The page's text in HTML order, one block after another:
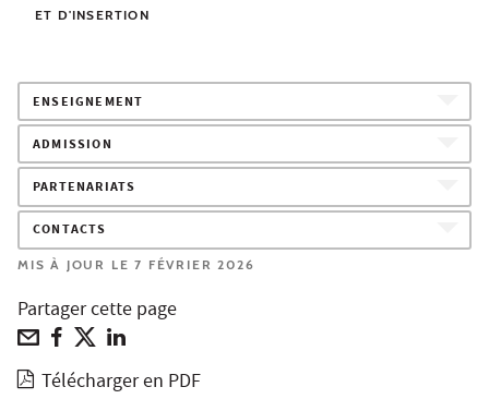
ET D'INSERTION
ENSEIGNEMENT
ADMISSION
PARTENARIATS
CONTACTS
MIS À JOUR LE 7 FÉVRIER 2026
Partager cette page
Télécharger en PDF